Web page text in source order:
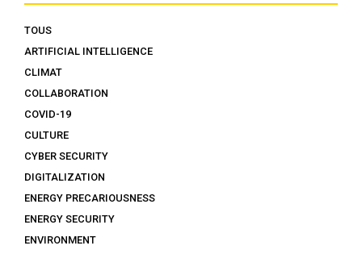
TOUS
ARTIFICIAL INTELLIGENCE
CLIMAT
COLLABORATION
COVID-19
CULTURE
CYBER SECURITY
DIGITALIZATION
ENERGY PRECARIOUSNESS
ENERGY SECURITY
ENVIRONMENT